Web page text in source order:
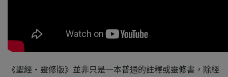
《聖經‧靈修版》並非只是一本普通的註釋或靈修書，除經